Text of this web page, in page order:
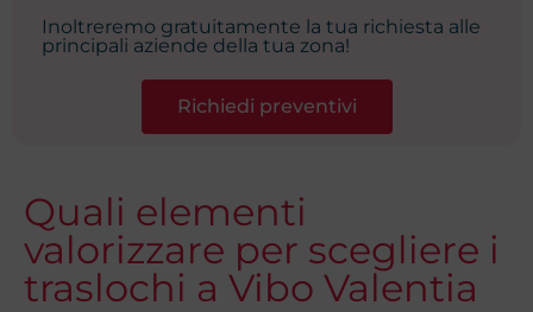
Inoltreremo gratuitamente la tua richiesta alle
principali aziende della tua zona!
Richiedi preventivi
Quali elementi
valorizzare per scegliere i
traslochi a Vibo Valentia